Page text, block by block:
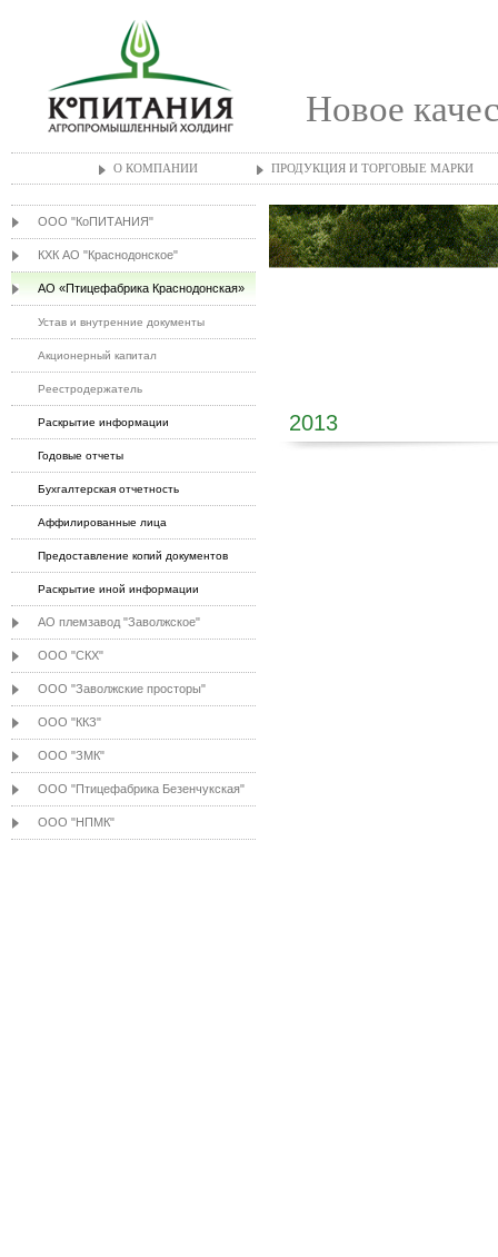
Новое
О КОМПАНИИ ПРОДУКЦИЯ И ТОРГОВЫЕ МАРКИ
ООО "КоПИТАНИЯ"
КХК АО "Краснодонское"
АО «Птицефабрика Краснодонская»
Устав и внутренние документы
Акционерный капитал
Реестродержатель
Раскрытие информации
Годовые отчеты
Бухгалтерская отчетность
Аффилированные лица
Предоставление копий документов
Раскрытие иной информации
АО племзавод "Заволжское"
ООО "СКХ"
ООО "Заволжские просторы"
ООО "ККЗ"
ООО "ЗМК"
ООО "Птицефабрика Безенчукская"
ООО "НПМК"
2013